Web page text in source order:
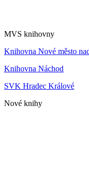
MVS knihovny
Knihovna Nové město
Knihovna Náchod
SVK Hradec Králové
Nové knihy